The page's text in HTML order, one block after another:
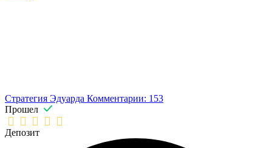
Стратегия Эдуарда Комментарии: 153
Прошел
Депозит